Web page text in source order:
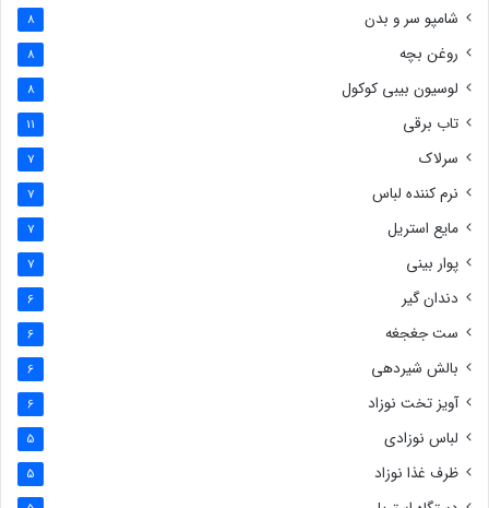
شامپو سر و بدن 8
روغن بچه 8
لوسیون بیبی کوکول 8
تاب برقی 11
سرلاک 7
نرم کننده لباس 7
مایع استریل 7
پوار بینی 7
دندان گیر 6
ست جغجغه 6
بالش شیردهی 6
آویز تخت نوزاد 6
لباس نوزادی 5
ظرف غذا نوزاد 5